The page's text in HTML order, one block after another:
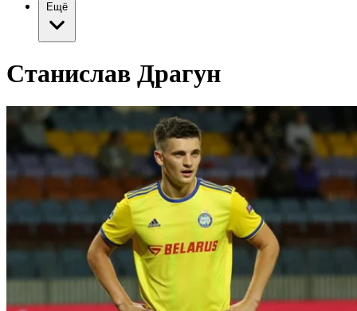
Ещё
Станислав Драгун